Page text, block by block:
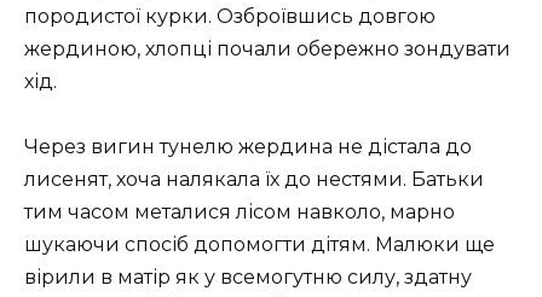
породистої курки. Озброївшись довгою
жердиною, хлопці почали обережно зондувати
хід.
Через вигин тунелю жердина не дістала до
лисенят, хоча налякала їх до нестями. Батьки
тим часом металися лісом навколо, марно
шукаючи спосіб допомогти дітям. Малюки ще
вірили в матір як у всемогутню силу, здатну